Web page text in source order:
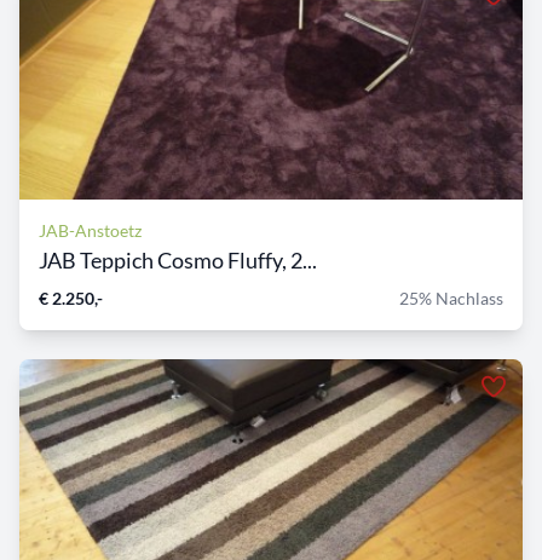
JAB-Anstoetz
JAB Teppich Cosmo Fluffy, 2...
€ 2.250,- 25% Nachlass